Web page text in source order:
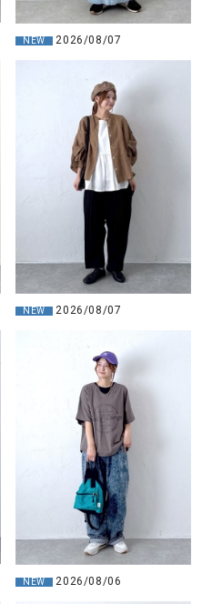
NEW 2026/08/07
NEW 2026/08/07
NEW 2026/08/06